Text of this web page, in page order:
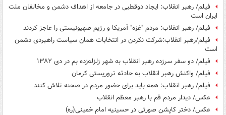
فیلم/ رهبر انقلاب: ایجاد دوقطبی در جامعه از اهداف دشمن و مخالفان ملت
ایران است
فیلم/ رهبر انقلاب: مردم "غزه" آمریکا و رژیم صهیونیستی را عاجز کردند
فیلم/رهبر انقلاب:شرکت نکردن در انتخابات همان سیاست راهبردی دشمن
است
فیلم/ دو سفر سرزده رهبر انقلاب به شهر زلزله‌زده بم در دی ۱۳۸۲
فیلم/ واکنش رهبر انقلاب به حادثه تروریستی کرمان
فیلم/ رهبر انقلاب: همه باید برای حضور مردم در صحنه تلاش کنند
عکس/ دیدار مردم قم با رهبر معظم انقلاب
عکس/ دختر کاپشن صورتی در حسینیه امام خمینی(ره)